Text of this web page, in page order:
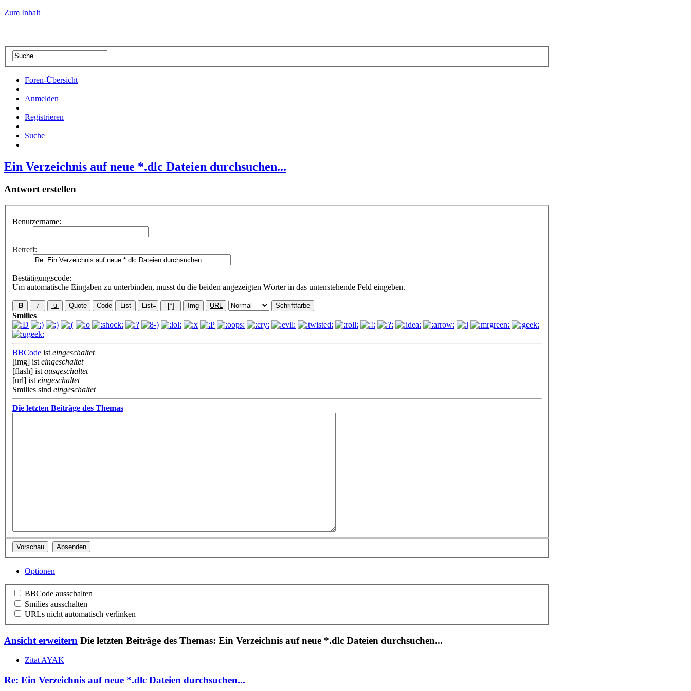
Zum Inhalt
Foren-Übersicht
Anmelden
Registrieren
Suche
Ein Verzeichnis auf neue *.dlc Dateien durchsuchen...
Antwort erstellen
Benutzername:
Betreff:
Bestätigungscode:
Um automatische Eingaben zu unterbinden, musst du die beiden angezeigten Wörter in das untenstehende Feld eingeben.
Smilies
BBCode ist eingeschaltet
[img] ist eingeschaltet
[flash] ist ausgeschaltet
[url] ist eingeschaltet
Smilies sind eingeschaltet
Die letzten Beiträge des Themas
Optionen
BBCode ausschalten
Smilies ausschalten
URLs nicht automatisch verlinken
Ansicht erweitern Die letzten Beiträge des Themas: Ein Verzeichnis auf neue *.dlc Dateien durchsuchen...
Zitat AYAK
Re: Ein Verzeichnis auf neue *.dlc Dateien durchsuchen...